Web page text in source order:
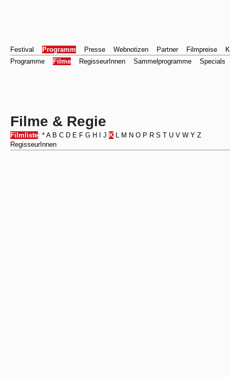
Festival Programm Presse Webnotizen Partner Filmpreise
Programme
Filme RegisseurInnen Sammelprogramme Specials
Filme & Regie
Filmliste: * A B C D E F G H J K L M N O P R S T U V W Y Z
RegisseurInnen